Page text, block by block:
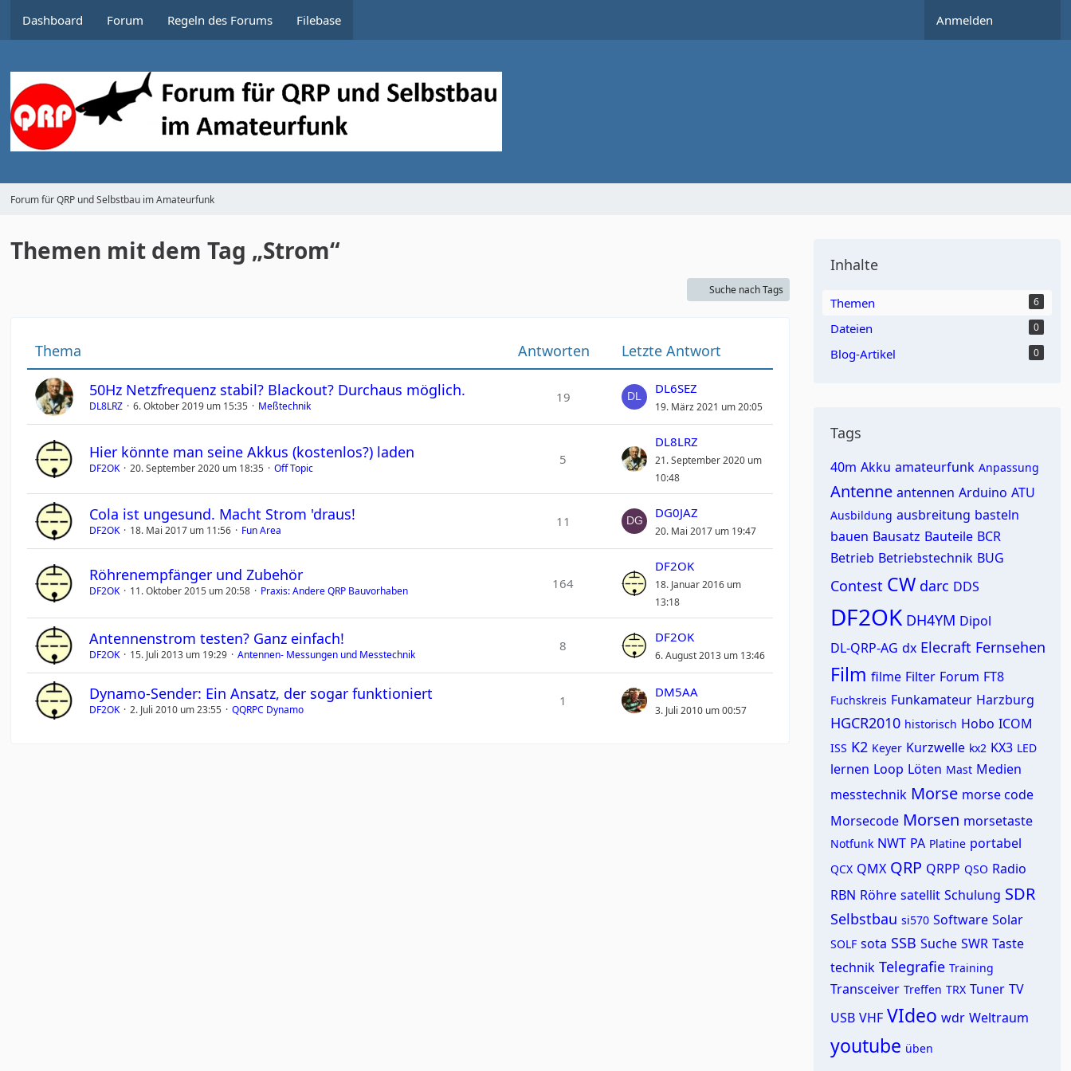
Dashboard Forum Regeln des Forums Filebase Anmelden
Forum für QRP und Selbstbau im Amateurfunk
Themen mit dem Tag „Strom“
Suche nach Tags
Thema Antworten Letzte Antwort
50Hz Netzfrequenz stabil? Blackout? Durchaus möglich.
DL8LRZ 6. Oktober 2019 um 15:35 Meßtechnik
19
DL6SEZ
19. März 2021 um 20:05
Hier könnte man seine Akkus (kostenlos?) laden
DF2OK 20. September 2020 um 18:35 Off Topic
5
DL8LRZ
21. September 2020 um
10:48
Cola ist ungesund. Macht Strom 'draus!
DF2OK 18. Mai 2017 um 11:56 Fun Area
11
DG0JAZ
20. Mai 2017 um 19:47
Röhrenempfänger und Zubehör
DF2OK 11. Oktober 2015 um 20:58 Praxis: Andere QRP Bauvorhaben 164
DF2OK
18. Januar 2016 um
13:18
Antennenstrom testen? Ganz einfach!
DF2OK 15. Juli 2013 um 19:29 Antennen- Messungen und Messtechnik
8
DF2OK
6. August 2013 um 13:46
Dynamo-Sender: Ein Ansatz, der sogar funktioniert
DF2OK 2. Juli 2010 um 23:55 QQRPC Dynamo
1
DM5AA
3. Juli 2010 um 00:57
Inhalte
Themen 6
Dateien 0
Blog-Artikel 0
Tags
40m Akku amateurfunk Anpassung
Antenne antennen Arduino ATU
Ausbildung ausbreitung basteln
bauen Bausatz Bauteile BCR
Betrieb Betriebstechnik BUG
Contest CW darc DDS
DF2OK DH4YM Dipol
DL-QRP-AG dx Elecraft Fernsehen
Film filme Filter Forum FT8
Fuchskreis Funkamateur Harzburg
HGCR2010 historisch Hobo ICOM
ISS K2 Keyer Kurzwelle kx2 KX3 LED
lernen Loop Löten Mast Medien
messtechnik Morse morse code
Morsecode Morsen morsetaste
Notfunk NWT PA Platine portabel
QCX QMX QRP QRPP QSO Radio
RBN Röhre satellit Schulung SDR
Selbstbau si570 Software Solar
SOLF sota SSB Suche SWR Taste
technik Telegrafie Training
Transceiver Treffen TRX Tuner TV
USB VHF VIdeo wdr Weltraum
youtube üben